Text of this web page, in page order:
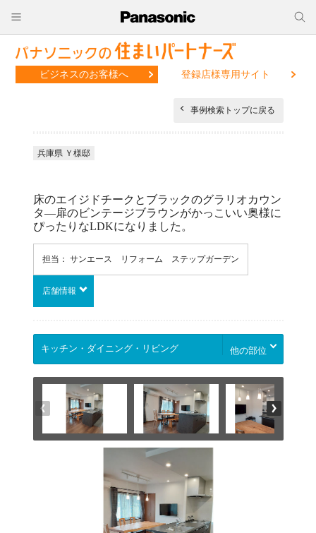
ビジネスのお客様へ 登録店様専用サイト
事例検索トップに戻る
兵庫県 Ｙ様邸
床のエイジドチークとブラックのグラリオカウン
タ―扉のビンテージブラウンがかっこいい奥様に
ぴったりなLDKになりました。
担当： サンエース リフォーム ステップガーデン
店舗情報
他の部位